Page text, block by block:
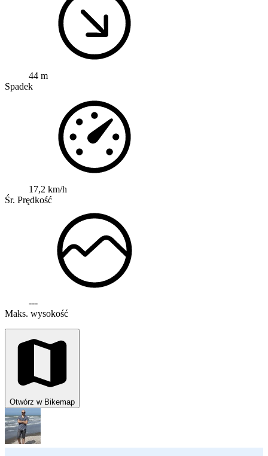
44 m
Spadek
17,2 km/h
Śr. Prędkość
---
Maks. wysokość
Otwórz w Bikemap